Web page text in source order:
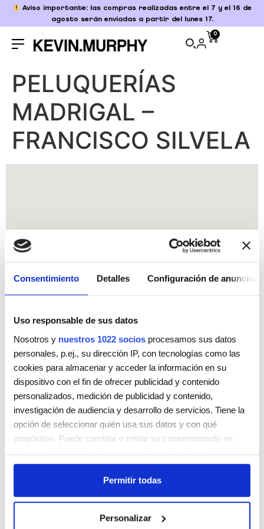
Consentimiento Detalles Configuración de anuncios
Uso responsable de sus datos
Nosotros y nuestros 1022 socios procesamos sus datos
personales, p.ej., su dirección IP, con tecnologías como las
cookies para almacenar y acceder la información en su
dispositivo con el fin de ofrecer publicidad y contenido
personalizados, medición de publicidad y contenido,
investigación de audiencia y desarrollo de servicios. Tiene la
opción de seleccionar quién usa sus datos y con qué
propósitos. Puede cambiar o retirar su consentimiento en
clicando en el Menú de consentimiento.
Si lo permite, también quisiéramos:
que puede tener una precisión de varios metros
Permitir todas
Personalizar
Aviso importante: las compras realizadas entre el 7 y el 16 de
agosto serán enviadas a partir del lunes 17.
0
PELUQUERÍAS
MADRIGAL –
FRANCISCO SILVELA
PELUQUERÍAS MADRIGAL – FRANCISCO SILVELA
Calle de Francisco Silvela 43
MadridMadrid
28028
Teléfono:+34914017015
Lunes
10:00 AM - 8:00 PM
10:00 AM - 8:00 PM
Miércoles
Jueves
10:00 AM - 8:00 PM
10:00 AM - 8:00 PM